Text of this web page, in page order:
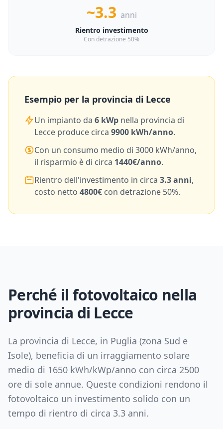
~3.3 anni
Rientro investimento
Con detrazione 50%
Esempio per la provincia di Lecce
Un impianto da 6 kWp nella provincia di
Lecce produce circa 9900 kWh/anno.
Con un consumo medio di 3000 kWh/anno,
il risparmio è di circa 1440€/anno.
Rientro dell'investimento in circa 3.3anni,
costo netto 4800€ con detrazione 50%.
Perché il fotovoltaico nella
provincia di Lecce
La provincia di Lecce, in Puglia (zona Sud e
Isole), beneficia di un irraggiamento solare
medio di 1650 kWh/kWp/anno con circa 2500
ore di sole annue. Queste condizioni rendono il
fotovoltaico un investimento solido con un
tempo di rientro di circa 3.3 anni.